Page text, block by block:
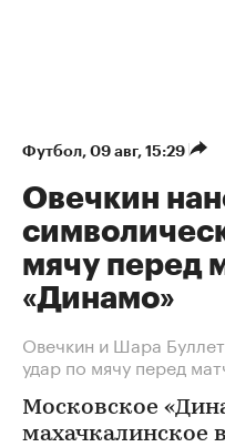
Футбол⁠, 09 авг, 15:29
Овечкин
мячу перед
«Динамо»
Овечкин и Шара
удар по мячу перед
Московское
махачкалинское